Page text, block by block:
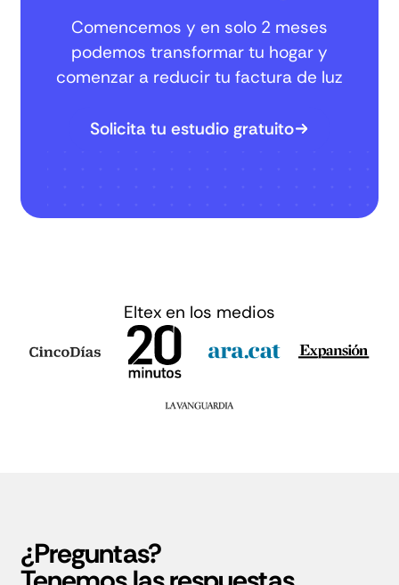
Comencemos y en solo 2 meses
podemos transformar tu hogar y
comenzar a reducir tu factura de luz
Solicita tu estudio gratuito
Eltex en los medios
¿Preguntas?